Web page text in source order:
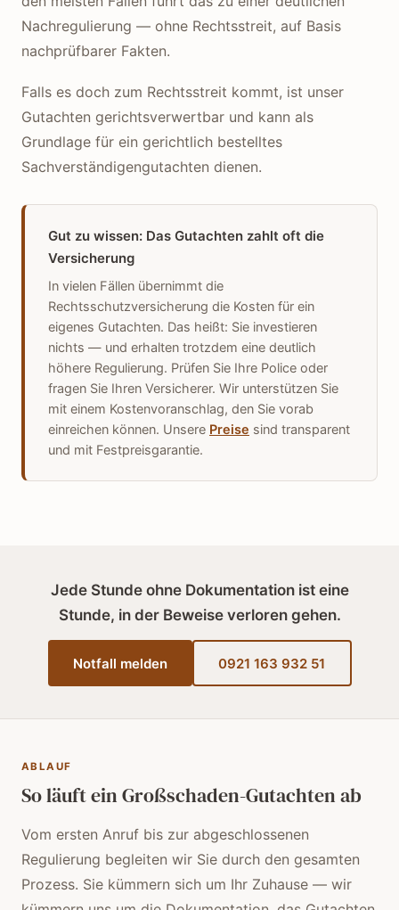
Nachregulierung — ohne Rechtsstreit, auf Basis
nachprüfbarer Fakten.
Falls es doch zum Rechtsstreit kommt, ist unser
Gutachten gerichtsverwertbar und kann als
Grundlage für ein gerichtlich bestelltes
Sachverständigengutachten dienen.
Gut zu wissen: Das Gutachten zahlt oft die
Versicherung
In vielen Fällen übernimmt die
Rechtsschutzversicherung die Kosten für ein
eigenes Gutachten. Das heißt: Sie investieren
nichts — und erhalten trotzdem eine deutlich
höhere Regulierung. Prüfen Sie Ihre Police oder
fragen Sie Ihren Versicherer. Wir unterstützen Sie
mit einem Kostenvoranschlag, den Sie vorab
einreichen können. Unsere Preise sind transparent
und mit Festpreisgarantie.
Jede Stunde ohne Dokumentation ist eine
Stunde, in der Beweise verloren gehen.
Notfall melden 0921 163 932 51
ABLAUF
So läuft ein Großschaden-Gutachten ab
Vom ersten Anruf bis zur abgeschlossenen
Regulierung begleiten wir Sie durch den gesamten
Prozess. Sie kümmern sich um Ihr Zuhause — wir